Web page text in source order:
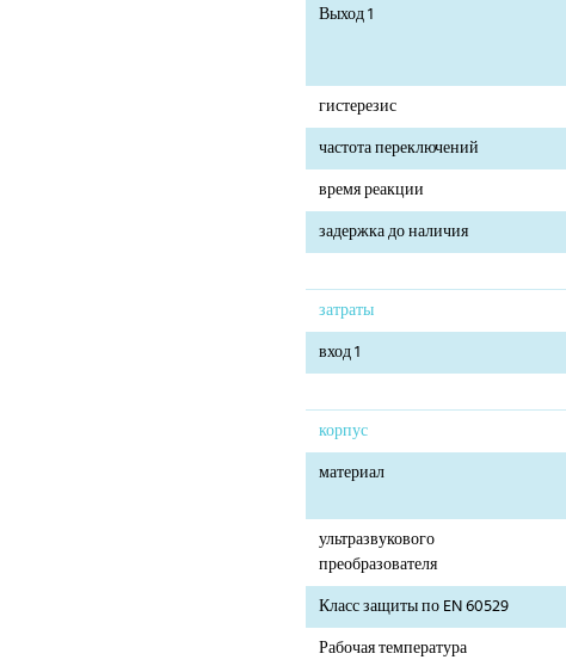
Выход 1
гистерезис
частота переключений
время реакции
задержка до наличия
затраты
вход 1
корпус
материал
ультразвукового
преобразователя
Класс защиты по EN 60529
Рабочая температура